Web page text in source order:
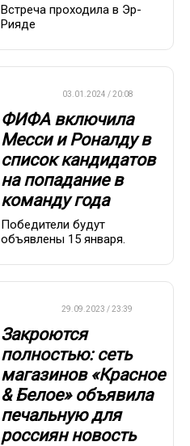
Встреча проходила в Эр-
Рияде
03.01.2024 / 20:08
ФИФА включила
Месси и Роналду в
список кандидатов
на попадание в
команду года
Победители будут
объявлены 15 января.
29.09.2023 / 23:39
Закроются
полностью: сеть
магазинов «Красное
& Белое» объявила
печальную для
россиян новость